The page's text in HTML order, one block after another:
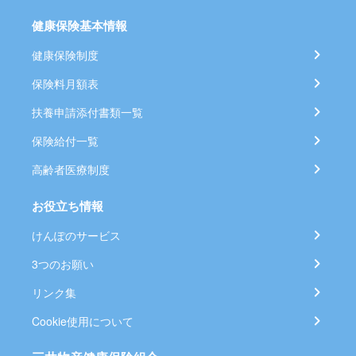
健康保険基本情報
健康保険制度
保険料月額表
扶養申請添付書類一覧
保険給付一覧
高齢者医療制度
お役立ち情報
けんぽのサービス
3つのお願い
リンク集
Cookie使用について